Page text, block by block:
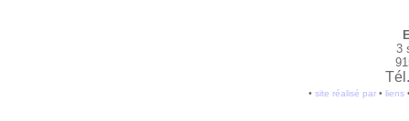
3
• site réalisé par• liens